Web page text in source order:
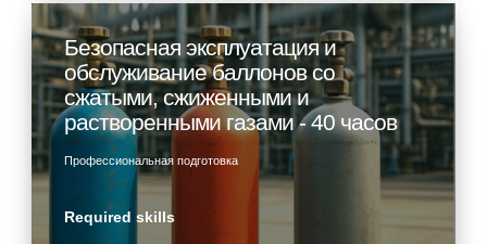
Безопасная эксплуатация и
обслуживание баллонов со
сжатыми, сжиженными и
растворенными газами - 40 часов
Профессиональная подготовка
Required skills